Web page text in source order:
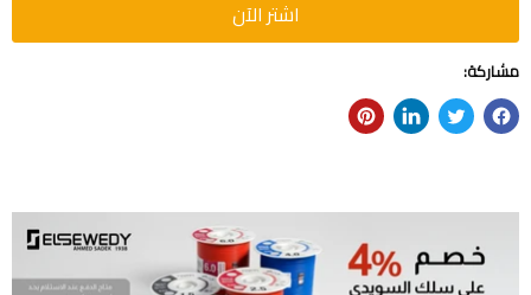
اشتر الآن
مشاركة: